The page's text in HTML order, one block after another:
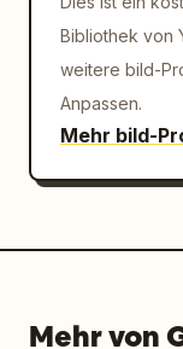
Charakter.
Unterer
entlang des
Shop-UI-
Bibliothek von
weitere bild-
Anpassen.
Mehr bild-
Mehr von